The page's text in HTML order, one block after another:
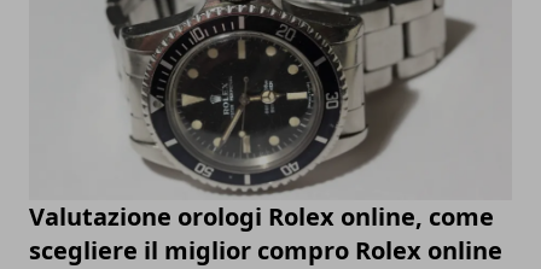
Valutazione orologi Rolex online, come
scegliere il miglior compro Rolex online